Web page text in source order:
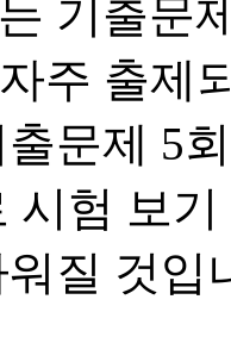
기출문
주 출제
문제 5
시험 보
질 것입